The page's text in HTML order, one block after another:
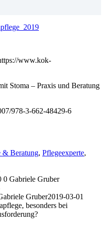
www.kok-
Stoma – Praxis und Beratung
978-3-662-48429-6
& Beratung, Pflegeexperte,
0 Gabriele Gruber
Gruber2019-03-01
besonders bei